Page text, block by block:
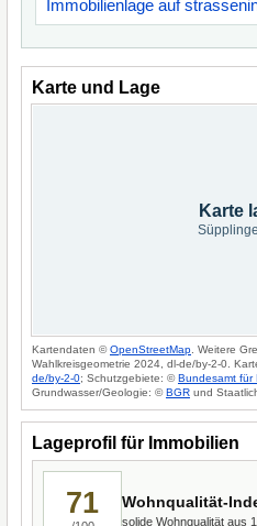
Immobilienlage auf
Karte und Lage
Karte
Kartendaten ©OpenStreetMap . Weitere
Wahlkreisgeometrie 2024, dl-de/by-2-0.
de/by-2-0; Schutzgebiete: ©Bundesamt für
Grundwasser/Geologie: ©BGR und
Lageprofil für Immobilien
71 Wohnqualität-
solide Wohnqualität aus